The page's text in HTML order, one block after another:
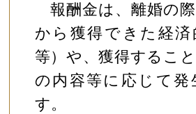
報酬金は、離婚の
から獲得できた経済
等）や、獲得するこ
の内容等に応じて発
す。